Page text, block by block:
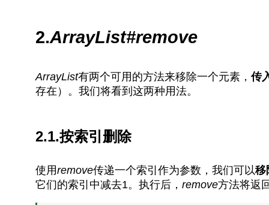
2.ArrayList#remove
ArrayList有两个可用的方法来移除一个元素， 传
存在）。我们将看到这两种用法。
2.1.按索引删除
使用remove传递一个索引作为参数，我们可以移
它们的索引中减去1。执行后， remove方法将返